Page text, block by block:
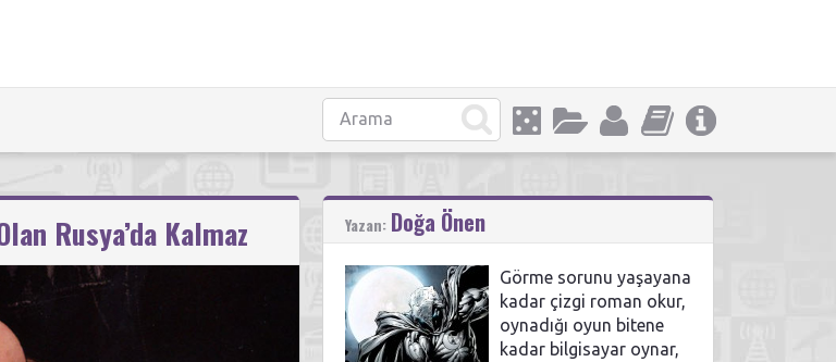
Rusya’da Kalmaz Yazan: Doğa Önen
Görme sorunu yaşayana
kadar çizgi roman okur,
oynadığı oyun bitene
kadar bilgisayar oynar,